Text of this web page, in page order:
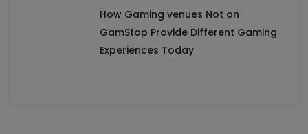
How Gaming venues Not on
GamStop Provide Different Gaming
Experiences Today